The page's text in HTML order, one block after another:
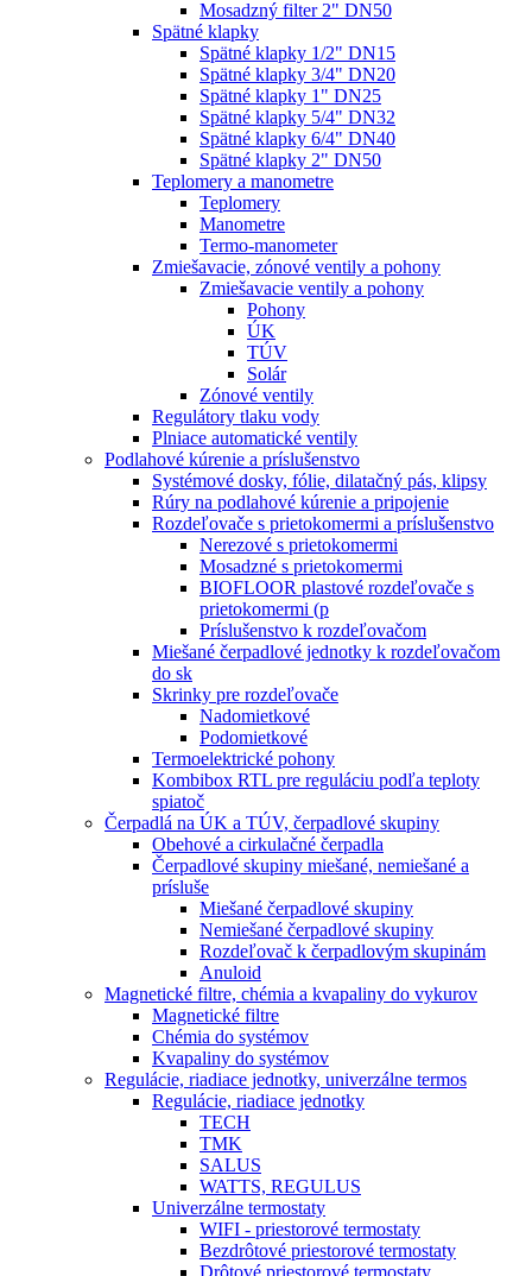
Mosadzný filter 2" DN50
Spätné klapky
Spätné klapky 1/2" DN15
Spätné klapky 3/4" DN20
Spätné klapky 1" DN25
Spätné klapky 5/4" DN32
Spätné klapky 6/4" DN40
Spätné klapky 2" DN50
Teplomery a manometre
Teplomery
Manometre
Termo-manometer
Zmiešavacie, zónové ventily a pohony
Zmiešavacie ventily a pohony
Pohony
ÚK
TÚV
Solár
Zónové ventily
Regulátory tlaku vody
Plniace automatické ventily
Podlahové kúrenie a príslušenstvo
Systémové dosky, fólie, dilatačný pás, klipsy
Rúry na podlahové kúrenie a pripojenie
Rozdeľovače s prietokomermi a príslušenstvo
Nerezové s prietokomermi
Mosadzné s prietokomermi
BIOFLOOR plastové rozdeľovače s
prietokomermi (p
Príslušenstvo k rozdeľovačom
Miešané čerpadlové jednotky k rozdeľovačom
do sk
Skrinky pre rozdeľovače
Nadomietkové
Podomietkové
Termoelektrické pohony
Kombibox RTL pre reguláciu podľa teploty
spiatoč
Čerpadlá na ÚK a TÚV, čerpadlové skupiny
Obehové a cirkulačné čerpadla
Čerpadlové skupiny miešané, nemiešané a
prísluše
Miešané čerpadlové skupiny
Nemiešané čerpadlové skupiny
Rozdeľovač k čerpadlovým skupinám
Anuloid
Magnetické filtre, chémia a kvapaliny do vykurov
Magnetické filtre
Chémia do systémov
Kvapaliny do systémov
Regulácie, riadiace jednotky, univerzálne termos
Regulácie, riadiace jednotky
TECH
TMK
SALUS
WATTS, REGULUS
Univerzálne termostaty
WIFI - priestorové termostaty
Bezdrôtové priestorové termostaty
Drôtové priestorové termostaty